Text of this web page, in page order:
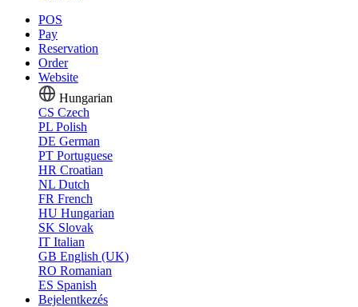
POS
Pay
Reservation
Order
Website
Hungarian
CS Czech
PL Polish
DE German
PT Portuguese
HR Croatian
NL Dutch
FR French
HU Hungarian
SK Slovak
IT Italian
GB English (UK)
RO Romanian
ES Spanish
Bejelentkezés